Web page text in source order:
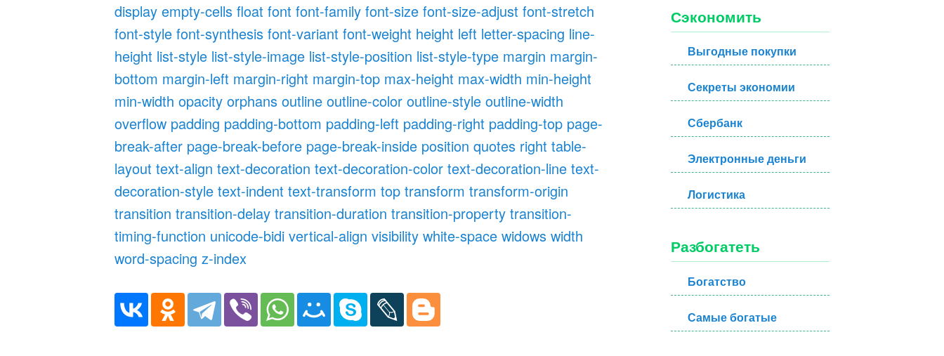
display empty-cells float font font-family font-size font-size-adjust font-stretch
font-style font-synthesis font-variant font-weight height left letter-spacing line-
height list-style list-style-image list-style-position list-style-type margin margin-
bottom margin-left margin-right margin-top max-height max-width min-height
min-width opacity orphans outline outline-color outline-style outline-width
overflow padding padding-bottom padding-left padding-right padding-top page-
break-after page-break-before page-break-inside position quotes right table-
layout text-align text-decoration text-decoration-color text-decoration-line text-
decoration-style text-indent text-transform top transform transform-origin
transition transition-delay transition-duration transition-property transition-
timing-function unicode-bidi vertical-align visibility white-space widows width
word-spacing z-index
Сэкономить
Выгодные покупки
Секреты экономии
Сбербанк
Электронные деньги
Логистика
Разбогатеть
Богатство
Самые богатые